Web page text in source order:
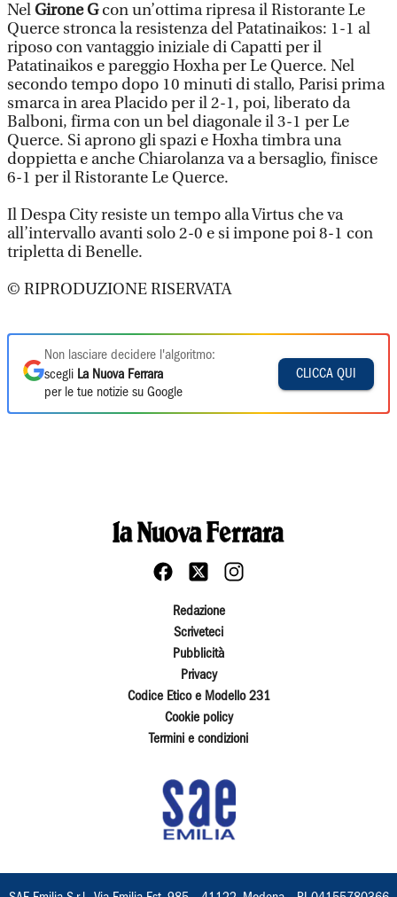
NelGirone Gcon un’ottima ripresa il Ristorante Le
Querce stronca la resistenza del Patatinaikos: 1-1 al
riposo con vantaggio iniziale di Capatti per il
Patatinaikos e pareggio Hoxha per Le Querce. Nel
secondo tempo dopo 10 minuti di stallo, Parisi prima
smarca in area Placido per il 2-1, poi, liberato da
Balboni, firma con un bel diagonale il 3-1 per Le
Querce. Si aprono gli spazi e Hoxha timbra una
doppietta e anche Chiarolanza va a bersaglio, finisce
6-1 per il Ristorante Le Querce.
Il Despa City resiste un tempo alla Virtus che va
all’intervallo avanti solo 2-0 e si impone poi 8-1 con
tripletta di Benelle.
© RIPRODUZIONE RISERVATA
Non lasciare decidere l'algoritmo:
scegli La Nuova Ferrara
per le tue notizie su Google
CLICCA QUI
Redazione
Scriveteci
Pubblicità
Privacy
Codice Etico e Modello 231
Cookie policy
Termini e condizioni